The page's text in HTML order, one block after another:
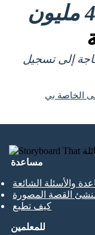
حاجة إلى تسجيل
الخاصة بي
مساعدة
والأسئلة الشائعة
القصة المصورة
كيف تطبع
للمعلمين